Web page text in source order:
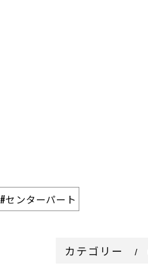
#センターパート
カテゴリー